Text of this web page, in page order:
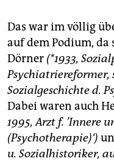
Das war im völlig
auf dem Podium,
Dörner (*1933,
Psychiatriereformer,
Sozialgeschichte d.
Dabei waren auch
1995, Arzt f. ’Innere
(Psychotherapie)‘)
u. Sozialhistoriker,